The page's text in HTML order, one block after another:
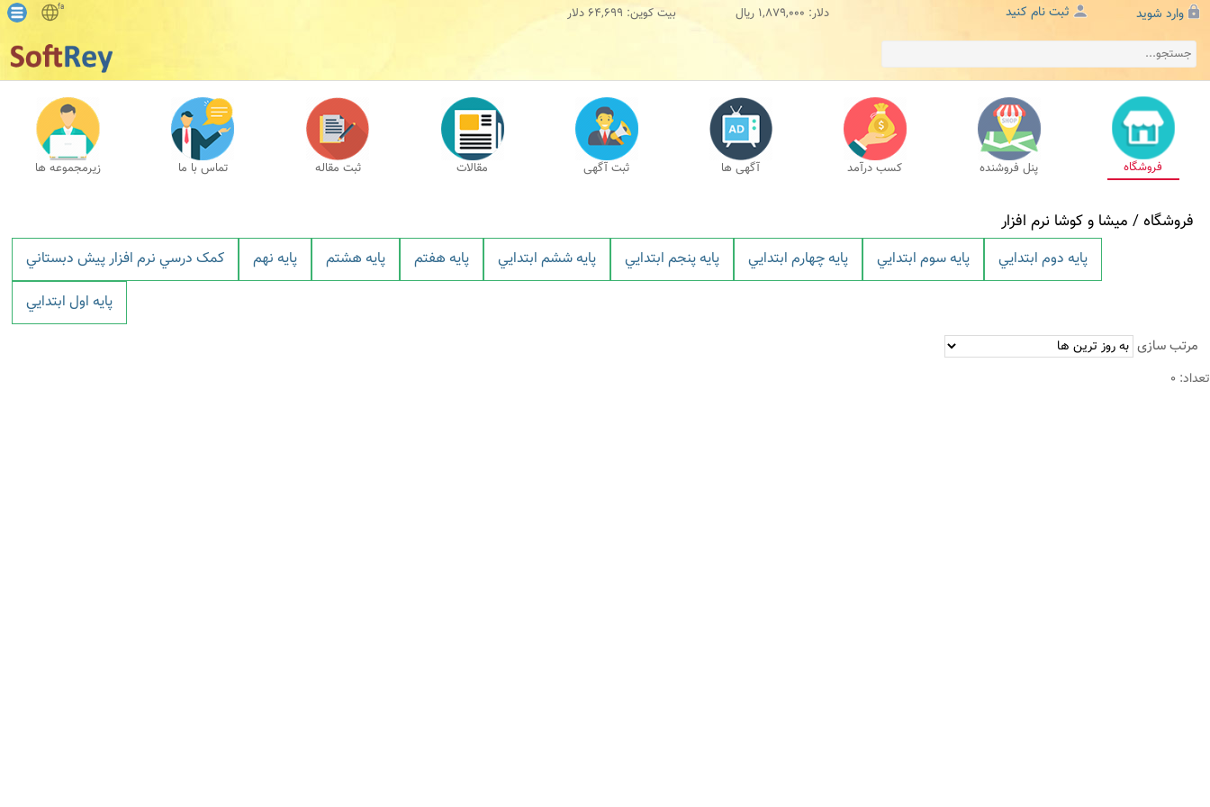
وارد شوید ثبت نام کنید fa
فروشگاه پنل فروشنده کسب درآمد آگهی ها ثبت آگهی مقالات ثبت مقاله تماس با ما زیرمجموعه ها
فروشگاه / ميشا و کوشا نرم افزار
کمک درسي نرم افزار پيش دبستاني پايه نهم پايه هشتم پايه هفتم پايه ششم ابتدايي پايه پنجم ابتدايي پايه چهارم ابتدايي پايه سوم ابتدايي
پايه دوم ابتدايي
پايه اول ابتدايي
مرتب سازی
تعداد: 0
دلار: 1,879,000 ریال بیت کوین: 64,699 دلار